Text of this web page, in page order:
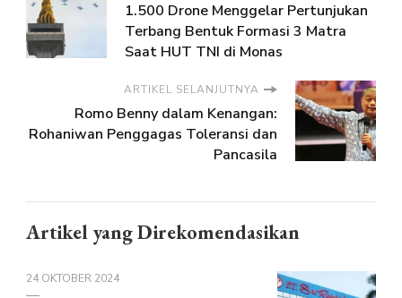
1.500 Drone Menggelar Pertunjukan
Terbang Bentuk Formasi 3 Matra
Saat HUT TNI di Monas
ARTIKEL SELANJUTNYA
Romo Benny dalam Kenangan:
Rohaniwan Penggagas Toleransi dan
Pancasila
Artikel yang Direkomendasikan
24 OKTOBER 2024